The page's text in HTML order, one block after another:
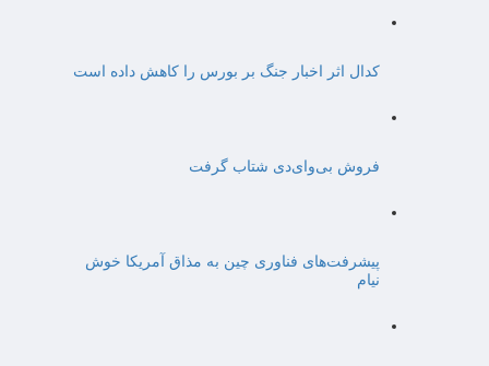
کدال اثر اخبار جنگ بر بورس را کاهش داده است
فروش بی‌وای‌دی شتاب گرفت
پیشرفت‌های فناوری چین به مذاق آمریکا خوش
نیام